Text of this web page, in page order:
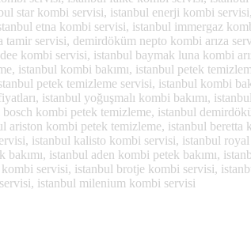
star kombi servisi, istanbul enerji kombi
etna kombi servisi, istanbul immergaz
tamir servisi, demirdöküm nepto kombi arıza
kombi servisi, istanbul baymak luna kombi
istanbul kombi bakımı, istanbul petek
petek temizleme servisi, istanbul kombi
istanbul yoğuşmalı kombi bakımı,
kombi petek temizleme, istanbul
ariston kombi petek temizleme, istanbul
istanbul kalisto kombi servisi, istanbul
istanbul aden kombi petek bakımı,
servisi, istanbul brotje kombi servisi,
istanbul milenium kombi servisi